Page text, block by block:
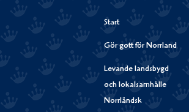
Start
Gör gott för Norrland
Levande landsbygd
och lokalsamhälle
Norrländsk